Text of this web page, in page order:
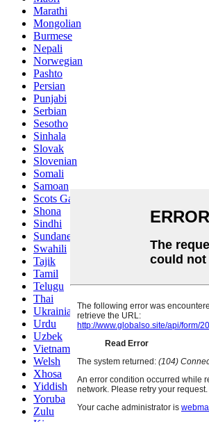
Marathi
Mongolian
Burmese
Nepali
Norwegian
Pashto
Persian
Punjabi
Serbian
Sesotho
Sinhala
Slovak
Slovenian
Somali
Samoan
Scots Gaelic
Shona
Sindhi
Sundanese
Swahili
Tajik
Tamil
Telugu
Thai
Ukrainian
Urdu
Uzbek
Vietnamese
Welsh
Xhosa
Yiddish
Yoruba
Zulu